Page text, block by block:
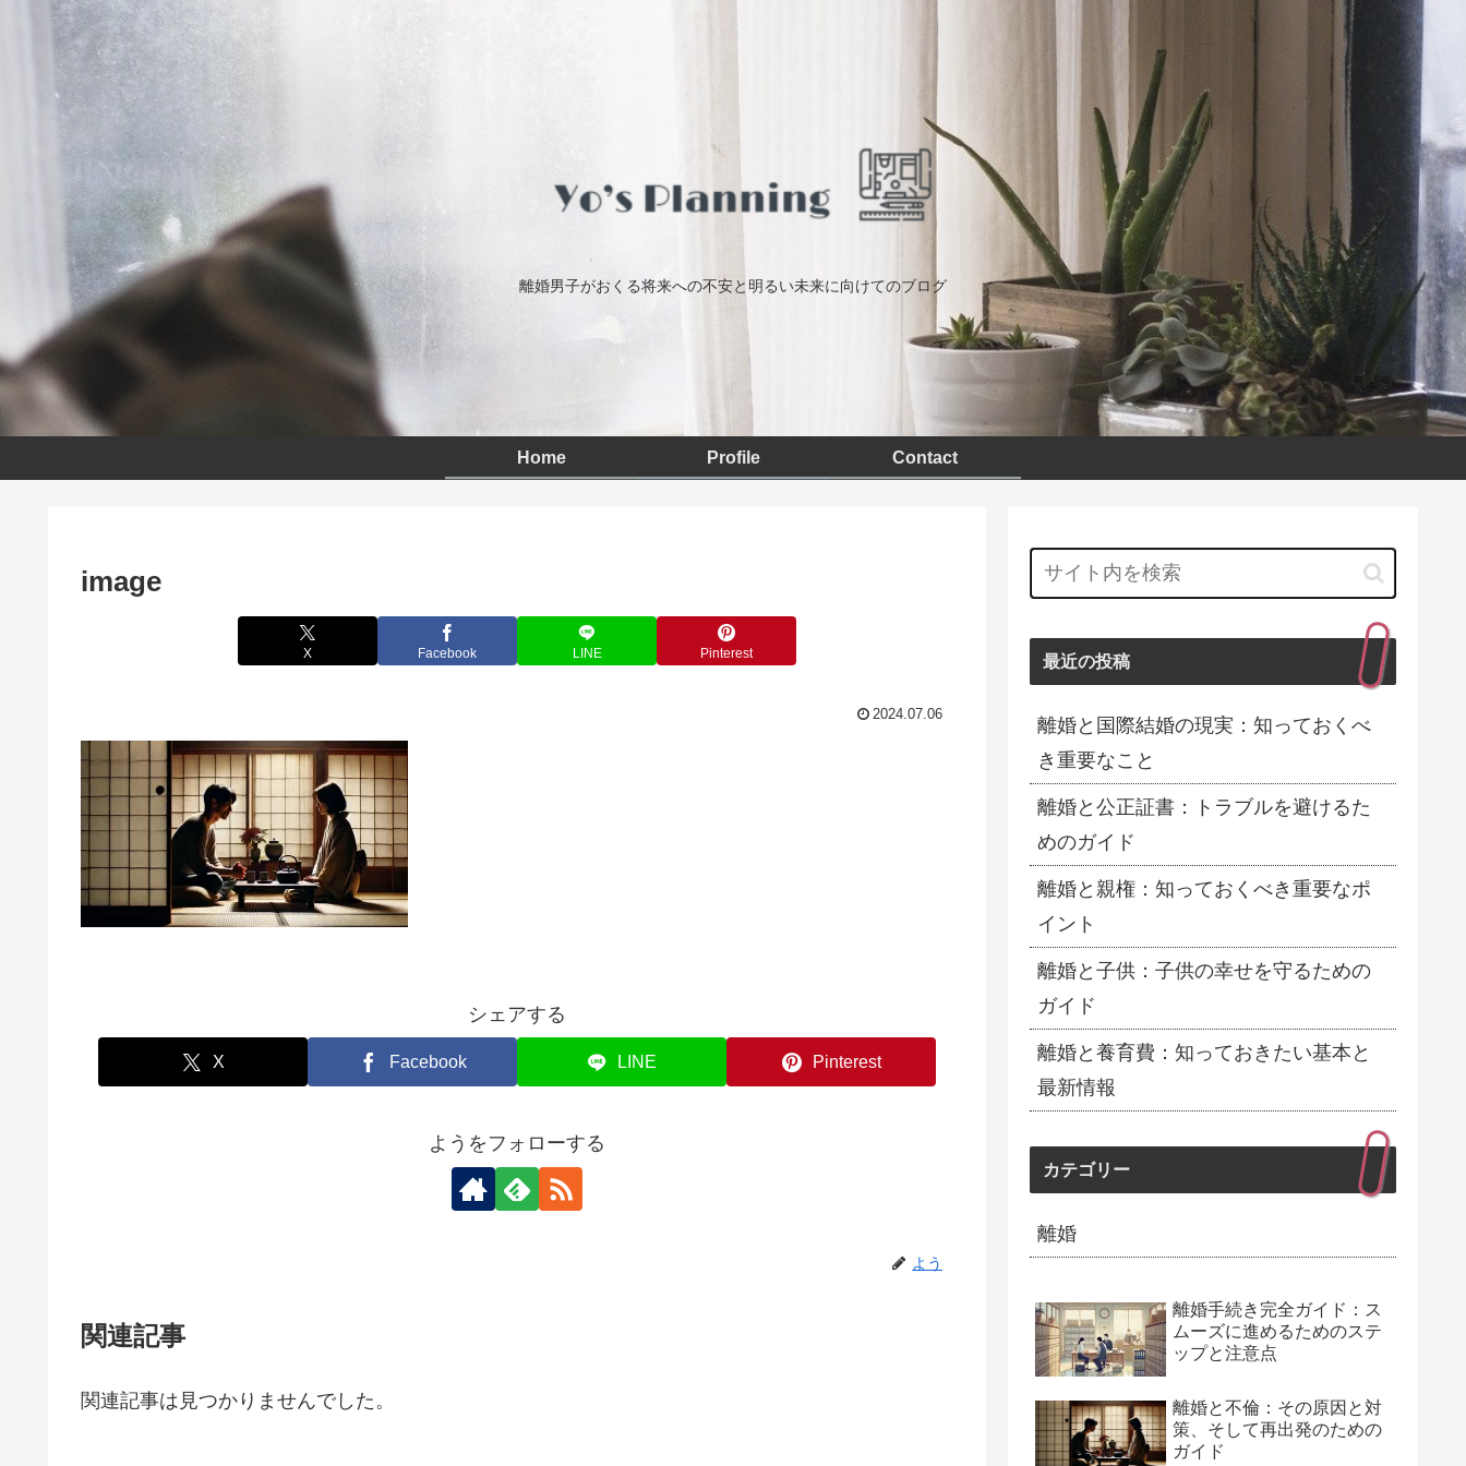
離婚男子がおくる将来への不安と明るい未来に向けてのブログ
Home Profile Contact
image
X Facebook LINE Pinterest
2024.07.06
シェアする
X Facebook LINE Pinterest
ようをフォローする
よう
関連記事
関連記事は見つかりませんでした。
最近の投稿
離婚と国際結婚の現実：知っておくべ
き重要なこと
離婚と公正証書：トラブルを避けるた
めのガイド
離婚と親権：知っておくべき重要なポ
イント
離婚と子供：子供の幸せを守るための
ガイド
離婚と養育費：知っておきたい基本と
最新情報
カテゴリー
離婚
離婚手続き完全ガイド：ス
ムーズに進めるためのステ
ップと注意点
離婚と不倫：その原因と対
策、そして再出発のための
ガイド